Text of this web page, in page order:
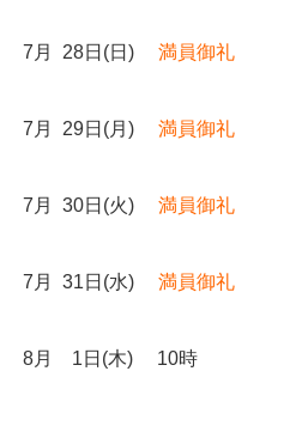
7月 28日(日) 満員御礼
7月 29日(月) 満員御礼
7月 30日(火) 満員御礼
7月 31日(水) 満員御礼
8月 1日(木) 10時